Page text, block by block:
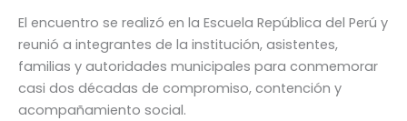
El encuentro se realizó en la Escuela República del Perú y
reunió a integrantes de la institución, asistentes,
familias y autoridades municipales para conmemorar
casi dos décadas de compromiso, contención y
acompañamiento social.